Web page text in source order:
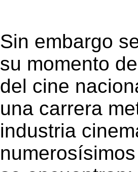
Sin embargo
su momento
del cine
una carrera
industria